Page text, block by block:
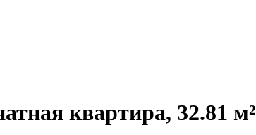
квартира, 32.81 м²